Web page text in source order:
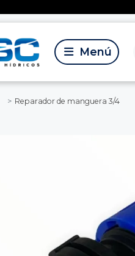
Reparador de manguera 3/4